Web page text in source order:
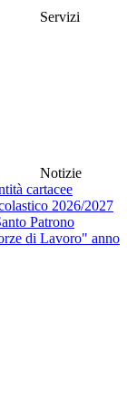
Servizi
Notizie
cartacee
2026/2027
Patrono
di Lavoro" anno